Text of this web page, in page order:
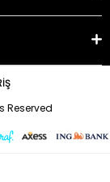
Reserved